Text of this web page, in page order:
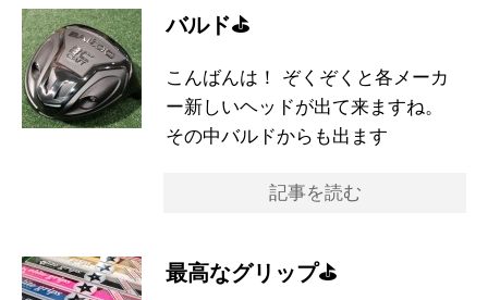
バルド⛳️
こんばんは！ ぞくぞくと各メーカ
ー新しいヘッドが出て来ますね。
その中バルドからも出ます
記事を読む
最高なグリップ⛳️